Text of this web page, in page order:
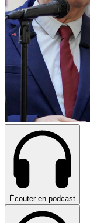
Écouter en podcast